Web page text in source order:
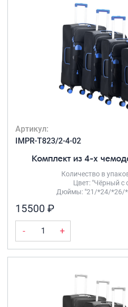
Артикул:
IMPR-T823/2-4-02
Комплект из 4-х
Количество в
Цвет: "Чёрный с
Дюймы: "21/*24/*26/
15500 ₽
- +